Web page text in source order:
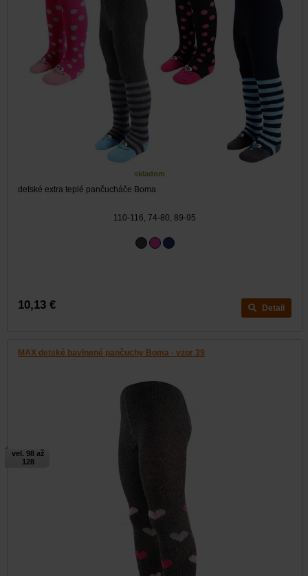
skladom
detské extra teplé pančucháče Boma
110-116, 74-80, 89-95
10,13 € Detail
MAX detské bavlnené pančuchy Boma - vzor 39
vel. 98 až
128